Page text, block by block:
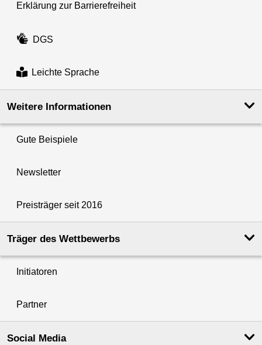
Erklärung zur Barrierefreiheit
DGS
Leichte Sprache
Weitere Informationen
Gute Beispiele
Newsletter
Preisträger seit 2016
Träger des Wettbewerbs
Initiatoren
Partner
Social Media